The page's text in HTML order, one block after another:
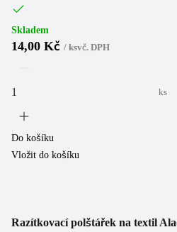
Skladem
14,00 Kč / ksvč. DPH
ks
Do košíku
Vložit do košíku
Razítkovací polštářek na textil